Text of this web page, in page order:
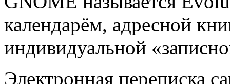
календарём, адресной
индивидуальной
Электронная переписка